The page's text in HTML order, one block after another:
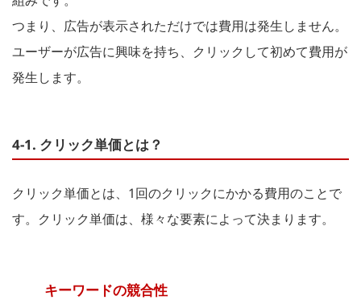
つまり、広告が表示されただけでは費用は発生しません。
ユーザーが広告に興味を持ち、クリックして初めて費用が
発生します。
4-1. クリック単価とは？
クリック単価とは、1回のクリックにかかる費用のことで
す。クリック単価は、様々な要素によって決まります。
キーワードの競合性